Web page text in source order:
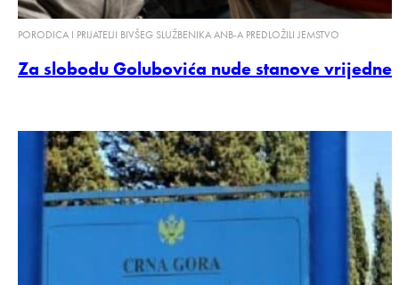
PORODICA I PRIJATELJI BIVŠEG SLUŽBENIKA ANB-A PREDLOŽILI JEMSTVO
Za slobodu Golubovića nude stanove